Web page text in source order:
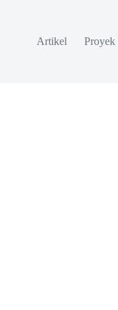
Artikel Proyek